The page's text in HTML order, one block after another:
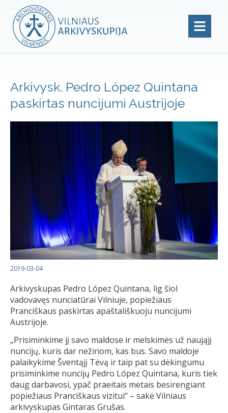
Arkivysk. Pedro López Quintana
paskirtas nuncijumi Austrijoje
2019-03-04
Arkivyskupas Pedro López Quintana, lig šiol
vadovavęs nunciatūrai Vilniuje, popiežiaus
Pranciškaus paskirtas apaštališkuoju nuncijumi
Austrijoje.
„Prisiminkime jį savo maldose ir melskimės už naująjį
nuncijų, kuris dar nežinom, kas bus. Savo maldoje
palaikykime Šventąjį Tėvą ir taip pat su dėkingumu
prisiminkime nuncijų Pedro López Quintana, kuris tiek
daug darbavosi, ypač praeitais metais besirengiant
popiežiaus Pranciškaus vizitui“ – sakė Vilniaus
arkivyskupas Gintaras Grušas.